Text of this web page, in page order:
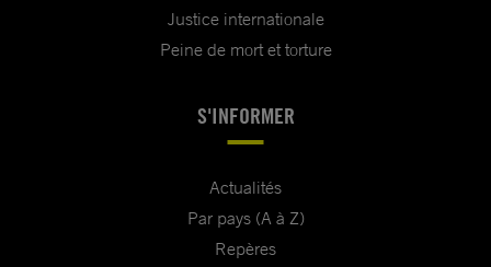
Justice internationale
Peine de mort et torture
S'INFORMER
Actualités
Par pays (A à Z)
Repères